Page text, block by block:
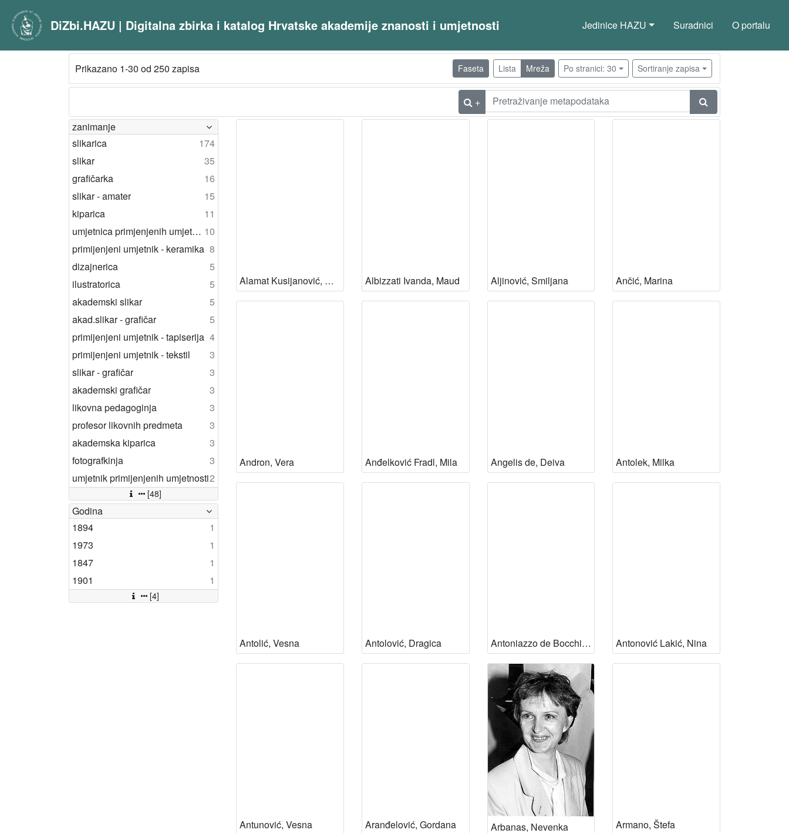
DiZbi.HAZU | Digitalna zbirka i katalog Hrvatske akademije znanosti i umjetnosti Jedinice HAZU Suradnici O portalu
Prikazano 1-30 od 250 zapisa Faseta Lista Mreža Po stranici: 30 Sortiranje zapisa
+
zanimanje
slikarica
174
slikar
35
grafičarka
16
slikar - amater
15
kiparica
11
umjetnica primjenjenih umjetnosti 10
primijenjeni umjetnik - keramika 8
dizajnerica
5
ilustratorica
5
akademski slikar
5
akad.slikar - grafičar
5
primijenjeni umjetnik - tapiserija 4
primijenjeni umjetnik - tekstil
3
slikar - grafičar
3
akademski grafičar
3
likovna pedagoginja
3
profesor likovnih predmeta
3
akademska kiparica
3
fotografkinja
3
umjetnik primijenjenih umjetnosti2
[48]
Godina
1894
1
1973
1
1847
1
1901
1
[4]
Alamat Kusijanović, Katarina Albizzati Ivanda, Maud Aljinović, Smiljana Ančić, Marina
Andron, Vera Anđelković Fradl, Mila Angelis de, Deiva Antolek, Milka
Antolić, Vesna Antolović, Dragica Antoniazzo de Bocchina, Anita Antonović Lakić, Nina
Antunović, Vesna Aranđelović, Gordana Arbanas, Nevenka Armano, Štefa